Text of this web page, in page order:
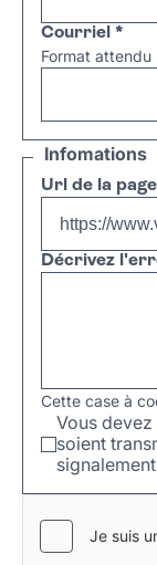
Courriel *
Format attendu
Infomations
Url de la page
Décrivez
Cette case à
Vous
soient